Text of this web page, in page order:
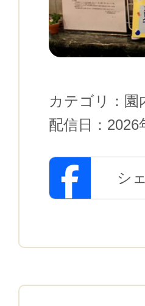
カテゴリ： 園
配信日： 2026
シ